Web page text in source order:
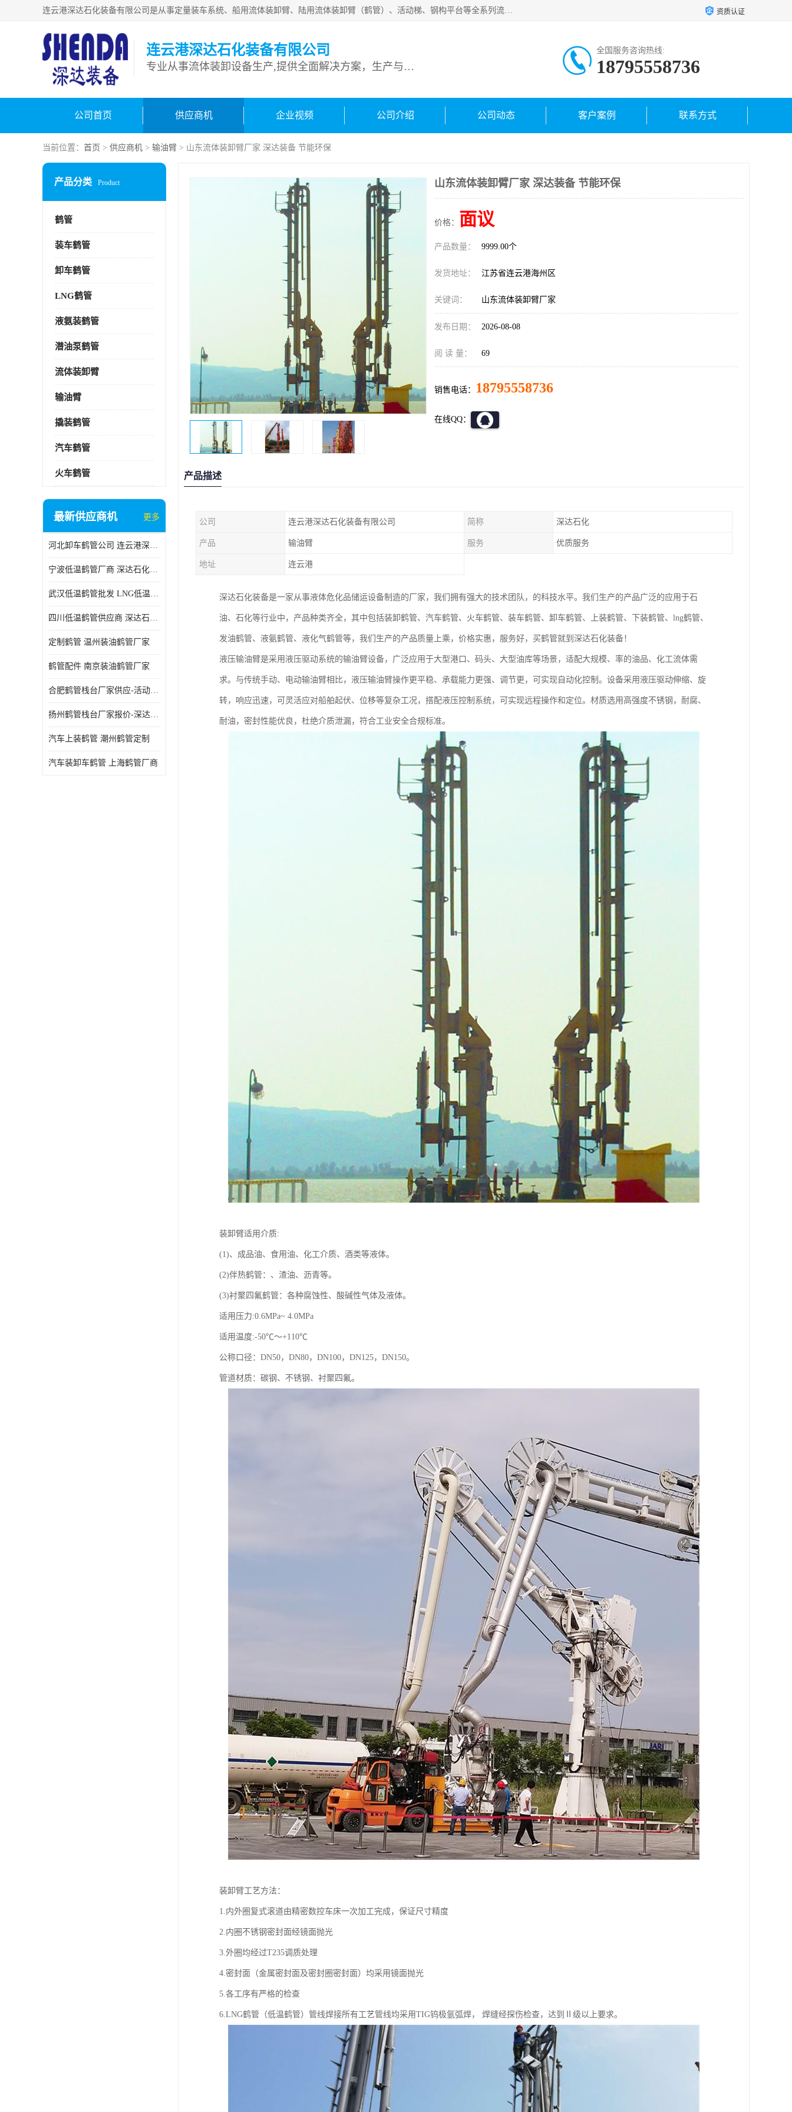
连云港深达石化装备有限公司是从事定量装车系统、船用流体装卸臂、陆用流体装卸臂（鹤管）、活动梯、钢构平台等全系列流体装卸设备的设计、制造、销售以及服务的专业供应商。公司始终以客户为中心，密切跟踪国内外油气储运及装卸设备先进技术的发展，以先进的技术、优质的产品、一流的服务，满足客户需求。 资质认证
连云港深达石化装备有限公司
专业从事流体装卸设备生产,提供全面解决方案，生产与定制服务
全国服务咨询热线:
18795558736
公司首页 供应商机 企业视频 公司介绍 公司动态 客户案例 联系方式
当前位置： 首页 > 供应商机 > 输油臂 > 山东流体装卸臂厂家 深达装备 节能环保
产品分类 Product
鹤管
装车鹤管
卸车鹤管
LNG鹤管
液氨装鹤管
潜油泵鹤管
流体装卸臂
输油臂
撬装鹤管
汽车鹤管
火车鹤管
最新供应商机 更多
河北卸车鹤管公司 连云港深达石化装备有限公司
宁波低温鹤管厂商 深达石化装备有限公司
武汉低温鹤管批发 LNG低温鹤管生产商
四川低温鹤管供应商 深达石化装备
定制鹤管 温州装油鹤管厂家
鹤管配件 南京装油鹤管厂家
合肥鹤管栈台厂家供应-活动梯栈台厂商
扬州鹤管栈台厂家报价-深达石化装备有限公司
汽车上装鹤管 潮州鹤管定制
汽车装卸车鹤管 上海鹤管厂商
山东流体装卸臂厂家 深达装备 节能环保
价格： 面议
产品数量： 9999.00个
发货地址： 江苏省连云港海州区
关键词： 山东流体装卸臂厂家
发布日期： 2026-08-08
阅 读 量： 69
销售电话： 18795558736
在线QQ：
产品描述
公司 连云港深达石化装备有限公司 简称 深达石化
产品 输油臂 服务 优质服务
地址 连云港
深达石化装备是一家从事液体危化品储运设备制造的厂家，我们拥有强大的技术团队，的科技水平。我们生产的产品广泛的应用于石
油、石化等行业中，产品种类齐全，其中包括装卸鹤管、汽车鹤管、火车鹤管、装车鹤管、卸车鹤管、上装鹤管、下装鹤管、lng鹤管、
发油鹤管、液氨鹤管、液化气鹤管等，我们生产的产品质量上乘，价格实惠，服务好，买鹤管就到深达石化装备！
液压输油臂是采用液压驱动系统的输油臂设备，广泛应用于大型港口、码头、大型油库等场景，适配大规模、率的油品、化工流体需
求。与传统手动、电动输油臂相比，液压输油臂操作更平稳、承载能力更强、调节更，可实现自动化控制。设备采用液压驱动伸缩、旋
转，响应迅速，可灵活应对船舶起伏、位移等复杂工况，搭配液压控制系统，可实现远程操作和定位。材质选用高强度不锈钢，耐腐、
耐油，密封性能优良，杜绝介质泄漏，符合工业安全合规标准。
装卸臂适用介质:
(1)、成品油、食用油、化工介质、酒类等液体。
(2)伴热鹤管：、渣油、沥青等。
(3)衬聚四氟鹤管：各种腐蚀性、酸碱性气体及液体。
适用压力:0.6MPa~ 4.0MPa
适用温度:-50℃～+110℃
公称口径：DN50，DN80，DN100，DN125，DN150。
管道材质：碳钢、不锈钢、衬聚四氟。
装卸臂工艺方法：
1.内外圈复式滚道由精密数控车床一次加工完成，保证尺寸精度
2.内圈不锈钢密封面经镜面抛光
3.外圈均经过T235调质处理
4.密封面（金属密封面及密封圈密封面）均采用镜面抛光
5.各工序有严格的检查
6.LNG鹤管（低温鹤管）管线焊接所有工艺管线均采用TIG钨极氩弧焊， 焊缝经探伤检查，达到Ⅱ级以上要求。